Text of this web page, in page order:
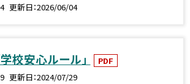
更新日 2026/06/04
校安心ルール」
PDF
更新日 2024/07/29